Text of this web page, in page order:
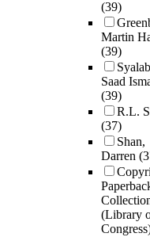
(39)
Martin
(39)
Saad
(39)
R.L.
(37)
Shan,
Darren
(Library